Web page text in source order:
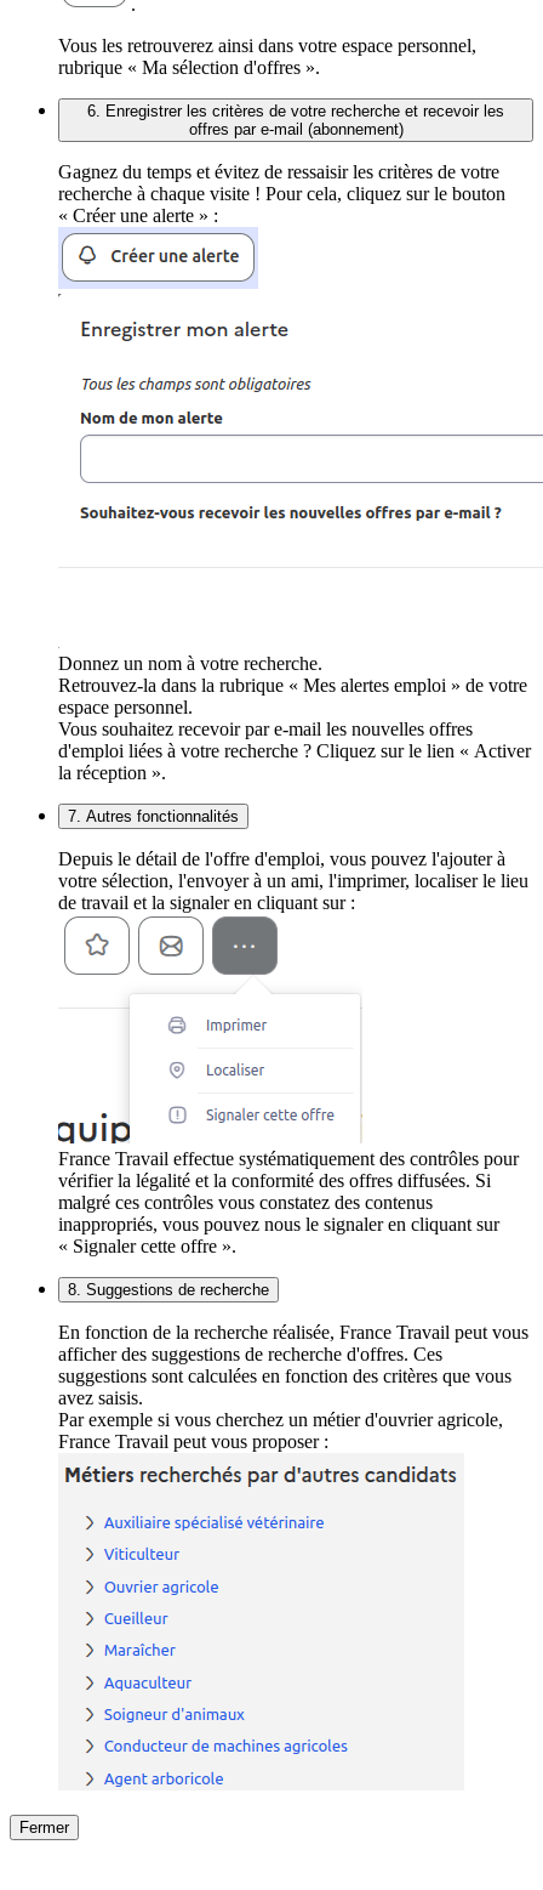
.
Vous les retrouverez ainsi dans votre espace personnel,
rubrique « Ma sélection d'offres ».
6. Enregistrer les critères de votre recherche et recevoir les
offres par e-mail (abonnement)
Gagnez du temps et évitez de ressaisir les critères de votre
recherche à chaque visite ! Pour cela, cliquez sur le bouton
« Créer une alerte » :
Donnez un nom à votre recherche.
Retrouvez-la dans la rubrique « Mes alertes emploi » de votre
espace personnel.
Vous souhaitez recevoir par e-mail les nouvelles offres
d'emploi liées à votre recherche ? Cliquez sur le lien « Activer
la réception ».
7. Autres fonctionnalités
Depuis le détail de l'offre d'emploi, vous pouvez l'ajouter à
votre sélection, l'envoyer à un ami, l'imprimer, localiser le lieu
de travail et la signaler en cliquant sur :
France Travail effectue systématiquement des contrôles pour
vérifier la légalité et la conformité des offres diffusées. Si
malgré ces contrôles vous constatez des contenus
inappropriés, vous pouvez nous le signaler en cliquant sur
« Signaler cette offre ».
8. Suggestions de recherche
En fonction de la recherche réalisée, France Travail peut vous
afficher des suggestions de recherche d'offres. Ces
suggestions sont calculées en fonction des critères que vous
avez saisis.
Par exemple si vous cherchez un métier d'ouvrier agricole,
France Travail peut vous proposer :
Fermer